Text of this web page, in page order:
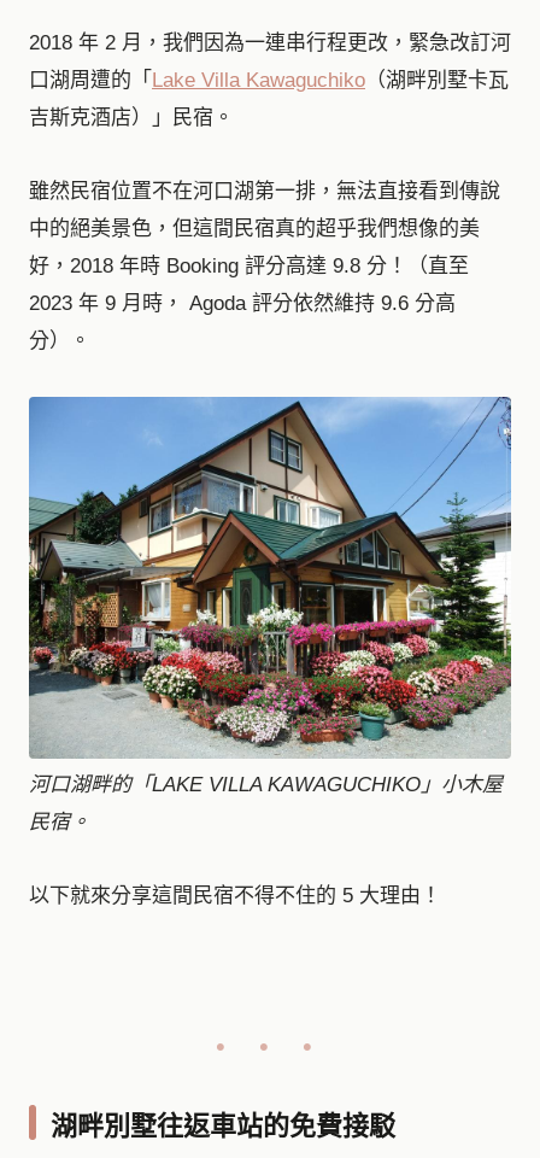
2018 年 2 月，我們因為一連串行程更改，緊急改訂河
口湖周遭的「 Lake Villa Kawaguchiko （湖畔別墅卡瓦
吉斯克酒店）」民宿。
雖然民宿位置不在河口湖第一排，無法直接看到傳說
中的絕美景色，但這間民宿真的超乎我們想像的美
好，2018 年時 Booking 評分高達 9.8 分！（直至
2023 年 9 月時， Agoda 評分依然維持 9.6 分高
分）。
河口湖畔的「LAKE VILLA KAWAGUCHIKO」小木屋
民宿。
以下就來分享這間民宿不得不住的 5 大理由！
湖畔別墅往返車站的免費接駁